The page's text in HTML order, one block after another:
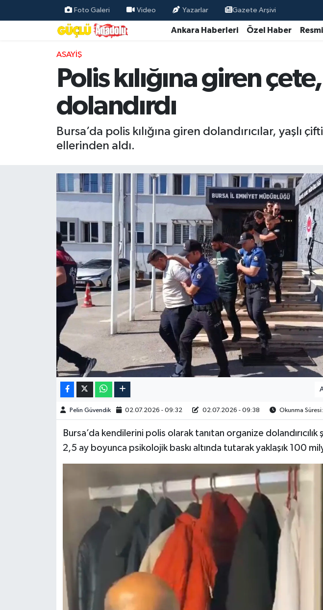
Foto Galeri Video Yazarlar Gazete Arşivi
Ankara Haberleri Özel Haber
ASAYIŞ
Polis kılığına giren
dolandırdı
Bursa’da polis kılığına giren dolandırıcılar, yaşlı
ellerinden aldı.
Pelin Güvendik 02.07.2026 - 09:32 02.07.2026 - 09:38 Okunma
Bursa’da kendilerini polis olarak tanıtan organize
2,5 ay boyunca psikolojik baskı altında tutarak yaklaşık 100
Özel Haber
Resmi İlanlar
Ekonomi
Gündem
Burç Yorumları
Hava Durumu
Kim kimdir?
Kültür Sanat